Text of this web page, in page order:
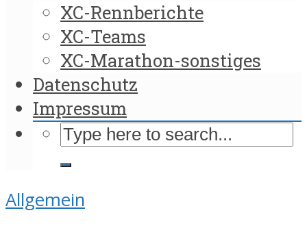
XC-Rennberichte
XC-Teams
XC-Marathon-sonstiges
Datenschutz
Impressum
Allgemein